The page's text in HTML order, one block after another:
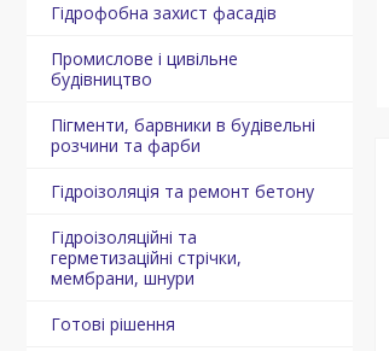
Гідрофобна захист фасадів
Промислове і цивільне
будівництво
Пігменти, барвники в будівельні
розчини та фарби
Гідроізоляція та ремонт бетону
Гідроізоляційні та
герметизаційні стрічки,
мембрани, шнури
Готові рішення